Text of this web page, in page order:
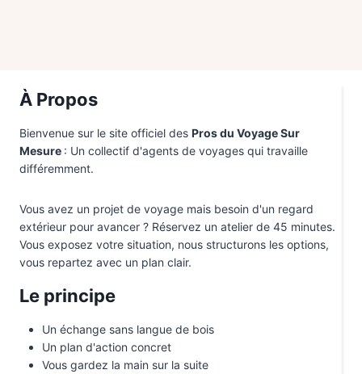
À Propos
Bienvenue sur le site officiel des Pros du Voyage Sur
Mesure : Un collectif d'agents de voyages qui travaille
différemment.
Vous avez un projet de voyage mais besoin d'un regard
extérieur pour avancer ? Réservez un atelier de 45 minutes.
Vous exposez votre situation, nous structurons les options,
vous repartez avec un plan clair.
Le principe
Un échange sans langue de bois
Un plan d'action concret
Vous gardez la main sur la suite